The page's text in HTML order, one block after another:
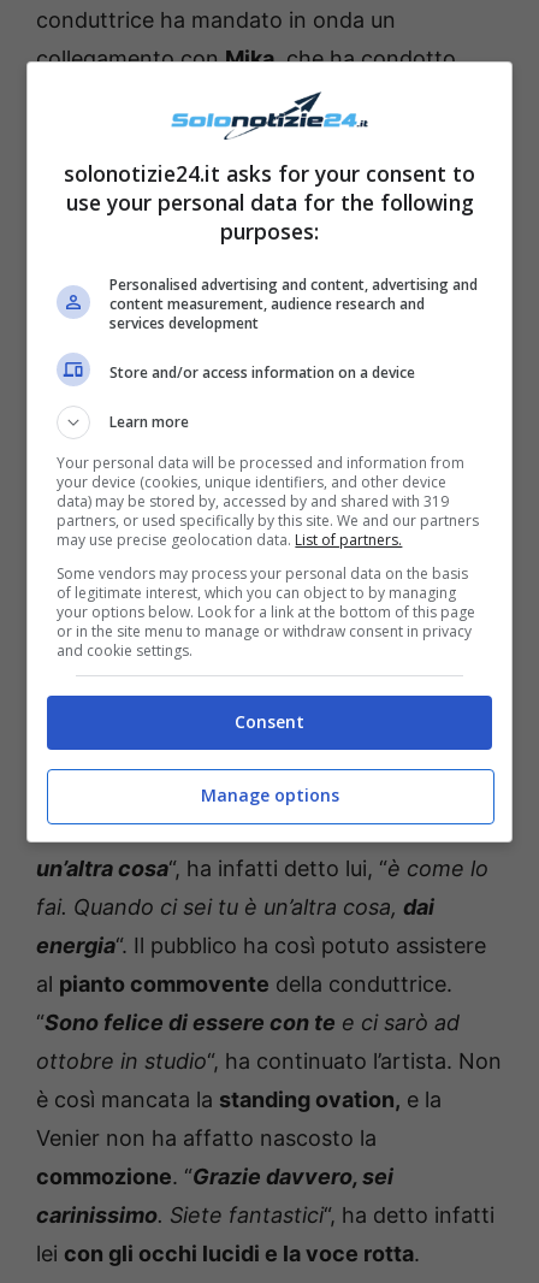
conduttrice ha mandato in onda un
collegamento conMika, che ha condotto
Eurovision Song Contest 2022
Laura PausinieAlessandro
Cattelan. Il bravissimo cantante è infatti
molto amato dal grande pubblico italiano, e
ha così raccontato la sua esperienza nella
kermesse canora più attesa dell’anno. Non ha
inoltre perso l’occasione per
con la Venier, e lei si è lasciata andare a
qualche
Sono sincero Mara, quando ci sei tu è
un’altra cosa“, ha infatti detto lui, “è come lo
fai. Quando ci sei tu è un’altra cosa, dai
energia“. Il pubblico ha così potuto assistere
al pianto commovente della conduttrice.
“Sono felice di essere con te e ci sarò ad
ottobre in studio“, ha continuato l’artista. Non
è così mancata la standing ovation, e la
Venier non ha affatto nascosto la
commozione. “Grazie davvero, sei
carinissimo. Siete fantastici“, ha detto infatti
lei con gli occhi lucidi e la voce rotta.
solonotizie24.it asks for your consent to
use your personal data for the following
purposes:
Personalised advertising and content, advertising and
content measurement, audience research and
services development
Store and/or access information on a device
Learn more
Your personal data will be processed and information from
your device (cookies, unique identifiers, and other device
data) may be stored by, accessed by and shared with 319
partners, or used specifically by this site. We and our partners
may use precise geolocation data. List of partners.
Some vendors may process your personal data on the basis
of legitimate interest, which you can object to by managing
your options below. Look for a link at the bottom of this page
or in the site menu to manage or withdraw consent in privacy
and cookie settings.
Consent
Manage options